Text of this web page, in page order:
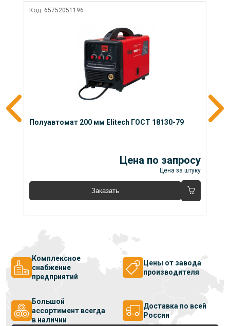
Код: 65752051196
Полуавтомат 200 мм Elitech ГОСТ 18130-79
Цена по запросу
Цена за штуку
Заказать
Комплексное
снабжение
предприятий
Цены от завода
производителя
Большой
ассортимент всегда
в наличии
Доставка по всей
России